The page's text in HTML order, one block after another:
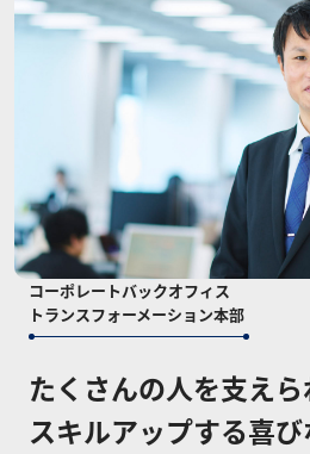
コーポレートバックオフィス
トランスフォーメーション本部
たくさんの人を支えら
スキルアップする喜び